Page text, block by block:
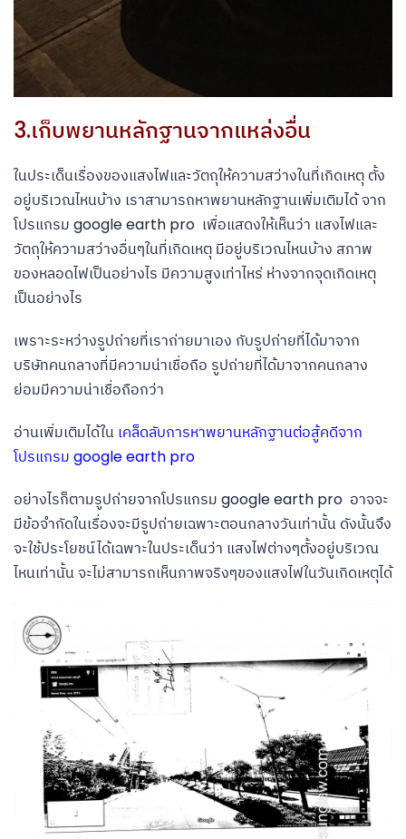
3.เก็บพยานหลักฐานจากแหล่งอื่น
ในประเด็นเรื่องของแสงไฟและวัตถุให้ความสว่างในที่เกิดเหตุ ตั้ง
อยู่บริเวณไหนบ้าง เราสามารถหาพยานหลักฐานเพิ่มเติมได้ จาก
โปรแกรม google earth pro เพื่อแสดงให้เห็นว่า แสงไฟและ
วัตถุให้ความสว่างอื่นๆในที่เกิดเหตุ มีอยู่บริเวณไหนบ้าง สภาพ
ของหลอดไฟเป็นอย่างไร มีความสูงเท่าไหร่ ห่างจากจุดเกิดเหตุ
เป็นอย่างไร
เพราะระหว่างรูปถ่ายที่เราถ่ายมาเอง กับรูปถ่ายที่ได้มาจาก
บริษัทคนกลางที่มีความน่าเชื่อถือ รูปถ่ายที่ได้มาจากคนกลาง
ย่อมมีความน่าเชื่อถือกว่า
อ่านเพิ่มเติมได้ใน เคล็ดลับการหาพยานหลักฐานต่อสู้คดีจาก
โปรแกรม google earth pro
อย่างไรก็ตามรูปถ่ายจากโปรแกรม google earth pro อาจจะ
มีข้อจำกัดในเรื่องจะมีรูปถ่ายเฉพาะตอนกลางวันเท่านั้น ดังนั้นจึง
จะใช้ประโยชน์ได้เฉพาะในประเด็นว่า แสงไฟต่างๆตั้งอยู่บริเวณ
ไหนเท่านั้น จะไม่สามารถเห็นภาพจริงๆของแสงไฟในวันเกิดเหตุได้